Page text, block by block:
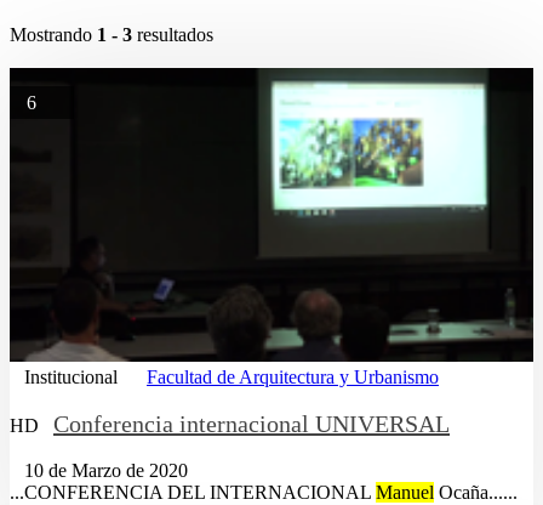
Mostrando 1 - 3 resultados
6
Institucional Facultad de Arquitectura y Urbanismo
HD Conferencia internacional UNIVERSAL
10 de Marzo de 2020
...CONFERENCIA DEL INTERNACIONAL Manuel Ocaña......